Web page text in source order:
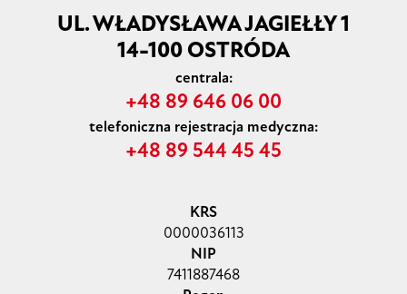
UL. WŁADYSŁAWA JAGIEŁŁY 1
14-100 OSTRÓDA
centrala:
+48 89 646 06 00
telefoniczna rejestracja medyczna:
+48 89 544 45 45
KRS
0000036113
NIP
7411887468